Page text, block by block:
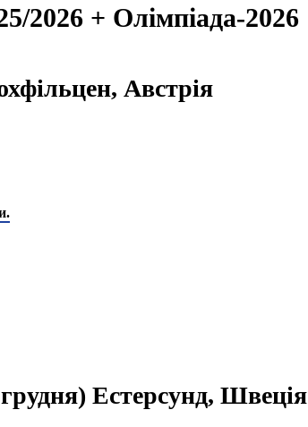
2026 + Олімпіада-2026
Австрія
Естерсунд, Швеція